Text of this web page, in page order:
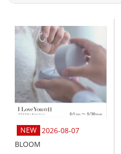
2026-08-07
BLOOM